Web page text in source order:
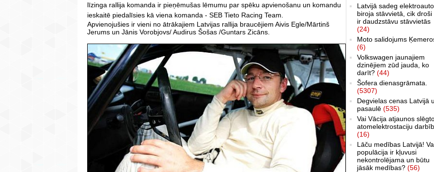
līzinga rallija komanda ir pieņēmušas lēmumu par spēku apvienošanu un komandu
ieskaitē piedalīsies kā viena komanda - SEB Tieto Racing Team.
Apvienojušies ir vieni no ātrākajiem Latvijas rallija braucējiem Aivis Egle/Mārtinš
Jerums un Jānis Vorobjovs/ Audirus Šošas /Guntars Zicāns.
Latvijā sadeg elektroauto
biroja stāvvietā, cik droši
ir daudzstāvu stāvvietās
(24)
Moto salidojums
(6)
Volkswagen jaunajiem
dzinējiem zūd jauda, ko
darīt? (44)
Šofera dienasgrāmata.
(5307)
Degvielas cenas Latvijā
pasaulē (535)
Vai Vācija atjaunos
atomelektrostaciju
(16)
Lāču medības Latvijā!
populācija ir kļuvusi
nekontrolējama un būtu
jāsāk medības? (56)